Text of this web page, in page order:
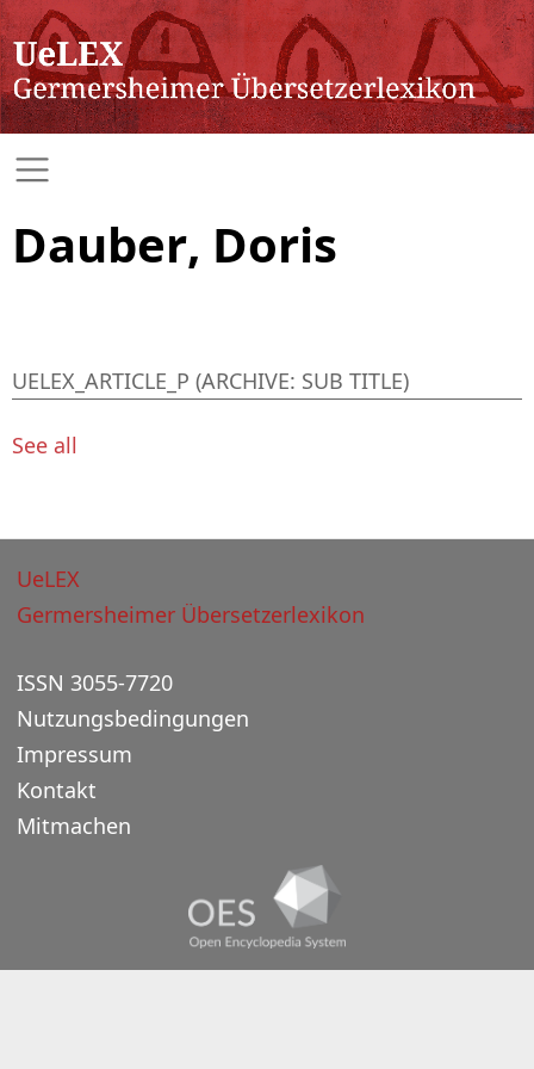
Dauber, Doris
UELEX_ARTICLE_P (ARCHIVE: SUB TITLE)
See all
UeLEX
Germersheimer Übersetzerlexikon
ISSN 3055-7720
Nutzungsbedingungen
Impressum
Kontakt
Mitmachen